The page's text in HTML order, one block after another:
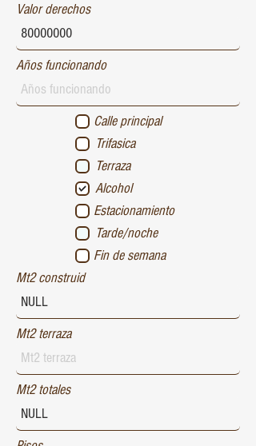
Valor derechos
Años funcionando
Calle principal
Trifasica
Terraza
Alcohol
Estacionamiento
Tarde/noche
Fin de semana
Mt2 construid
Mt2 terraza
Mt2 totales